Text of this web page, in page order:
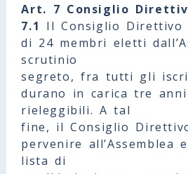
Art. 7 Consiglio
7.1 Il Consiglio Direttivo
di 24 membri eletti
scrutinio
segreto, fra tutti gli
durano in carica tre
rieleggibili. A tal
fine, il Consiglio
pervenire all’Assemblea
lista di